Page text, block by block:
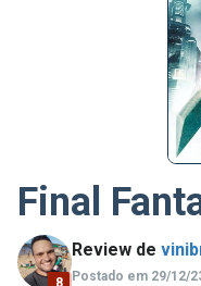
Final
8
Review de
Postado em 29/12/